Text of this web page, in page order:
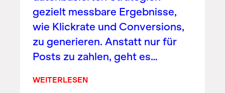
gezielt messbare Ergebnisse,
wie Klickrate und Conversions,
zu generieren. Anstatt nur für
Posts zu zahlen, geht es…
WEITERLESEN